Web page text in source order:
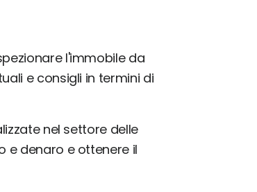
l'immobile da
e consigli in termini di
nel settore delle
e denaro e ottenere il